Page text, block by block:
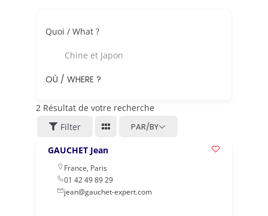
Quoi / What ?
Chine et Japon
OÙ / WHERE ?
2Résultat de votre recherche
Filter
PAR/BY
GAUCHET Jean
France, Paris
01 42 49 89 29
jean@gauchet-expert.com